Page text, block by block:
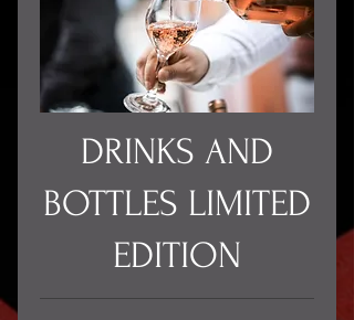
DRINKS AND
BOTTLES LIMITED
EDITION